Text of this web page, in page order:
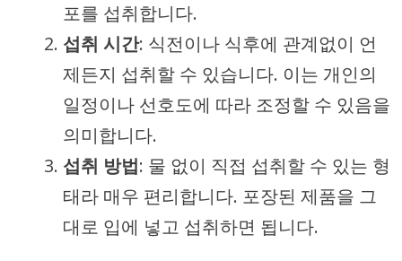
포를 섭취합니다.
섭취 시간: 식전이나 식후에 관계없이 언
제든지 섭취할 수 있습니다. 이는 개인의
일정이나 선호도에 따라 조정할 수 있음을
의미합니다.
섭취 방법: 물 없이 직접 섭취할 수 있는 형
태라 매우 편리합니다. 포장된 제품을 그
대로 입에 넣고 섭취하면 됩니다.